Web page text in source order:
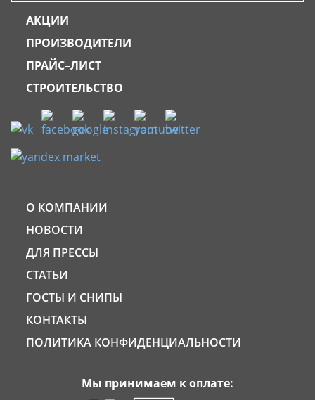
АКЦИИ
ПРОИЗВОДИТЕЛИ
ПРАЙС–ЛИСТ
СТРОИТЕЛЬСТВО
О КОМПАНИИ
НОВОСТИ
ДЛЯ ПРЕССЫ
СТАТЬИ
ГОСТЫ И СНИПЫ
КОНТАКТЫ
ПОЛИТИКА КОНФИДЕНЦИАЛЬНОСТИ
Мы принимаем к оплате: